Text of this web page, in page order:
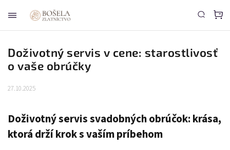
Doživotný servis v cene: starostlivosť
o vaše obrúčky
27.10.2025
Doživotný servis svadobných obrúčok: krása,
ktorá drží krok s vaším príbehom